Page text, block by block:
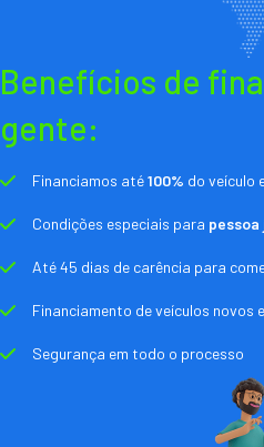
Benefícios de
gente:
Financiamos até100% do veículo
Condições especiais para pessoa
Até 45 dias de carência para
Financiamento de veículos novos
Segurança em todo o processo